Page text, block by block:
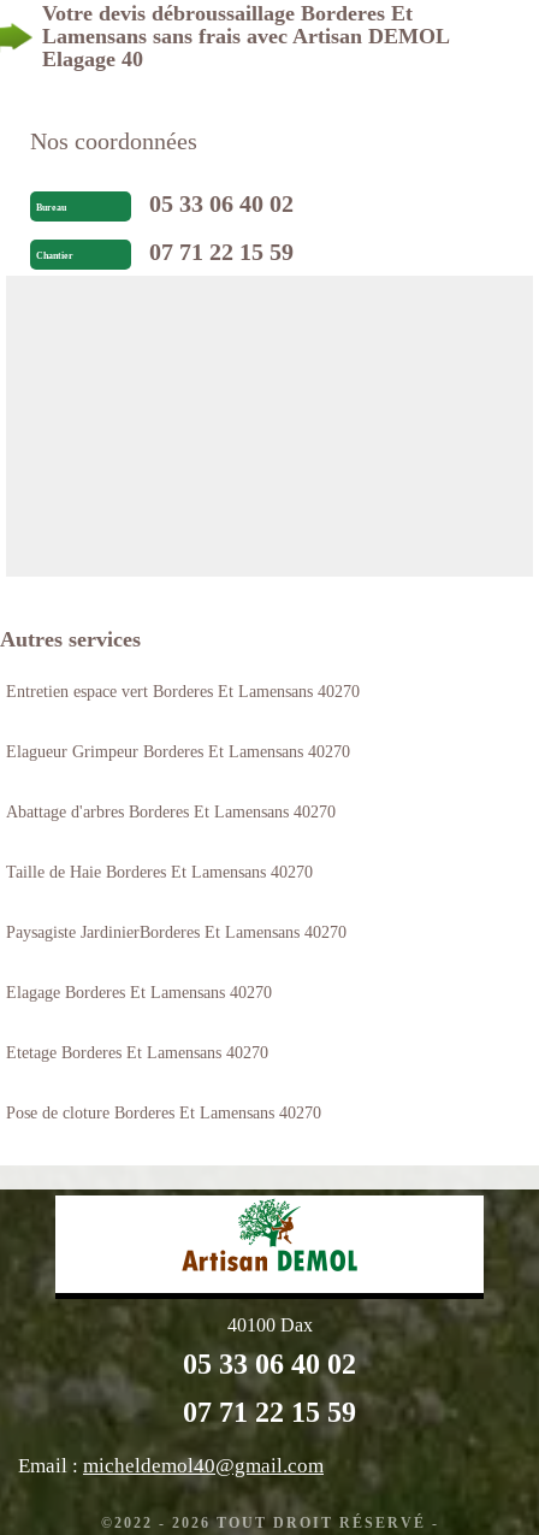
Votre devis débroussaillage Borderes Et
Lamensans sans frais avec Artisan DEMOL
Elagage 40
Nos coordonnées
Bureau 05 33 06 40 02
Chantier 07 71 22 15 59
Autres services
Entretien espace vert Borderes Et Lamensans 40270
Elagueur Grimpeur Borderes Et Lamensans 40270
Abattage d'arbres Borderes Et Lamensans 40270
Taille de Haie Borderes Et Lamensans 40270
Paysagiste JardinierBorderes Et Lamensans 40270
Elagage Borderes Et Lamensans 40270
Etetage Borderes Et Lamensans 40270
Pose de cloture Borderes Et Lamensans 40270
40100 Dax
05 33 06 40 02
07 71 22 15 59
Email : micheldemol40@gmail.com
©2022 - 2026 TOUT DROIT RÉSERVÉ -